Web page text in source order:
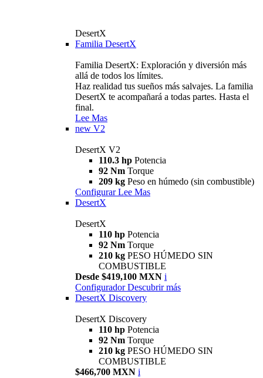
DesertX
Familia DesertX
Familia DesertX: Exploración y diversión más
allá de todos los límites.
Haz realidad tus sueños más salvajes. La familia
DesertX te acompañará a todas partes. Hasta el
final.
Lee Mas
new V2
DesertX V2
110.3 hp Potencia
92 Nm Torque
209 kg Peso en húmedo (sin combustible)
Configurar Lee Mas
DesertX
DesertX
110 hp Potencia
92 Nm Torque
210 kg PESO HÚMEDO SIN
COMBUSTIBLE
Desde $419,100 MXN i
Configurador Descubrir más
DesertX Discovery
DesertX Discovery
110 hp Potencia
92 Nm Torque
210 kg PESO HÚMEDO SIN
COMBUSTIBLE
$466,700 MXN i